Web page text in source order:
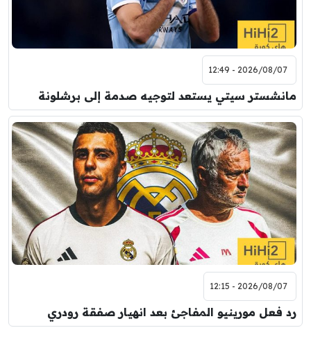
2026/08/07 - 12:49
مانشستر سيتي يستعد لتوجيه صدمة إلى برشلونة
2026/08/07 - 12:15
رد فعل مورينيو المفاجئ بعد انهيار صفقة رودري